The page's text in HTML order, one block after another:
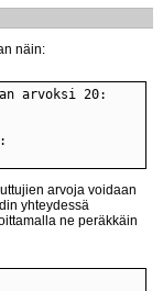
näin:
arvoja voidaan
yhteydessä
ne peräkkäin